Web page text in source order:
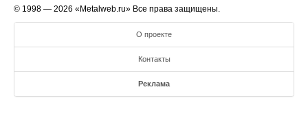
© 1998 — 2026 «Metalweb.ru» Все права защищены.
О проекте
Контакты
Реклама